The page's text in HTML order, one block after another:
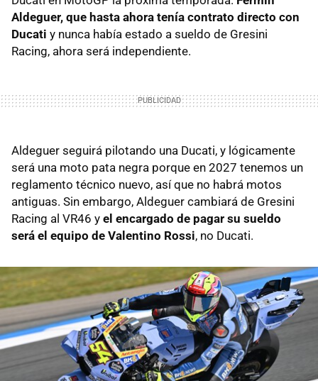
Aldeguer, que hasta ahora tenía contrato directo con
Ducati y nunca había estado a sueldo de Gresini
Racing, ahora será independiente.
Aldeguer seguirá pilotando una Ducati, y lógicamente
será una moto pata negra porque en 2027 tenemos un
reglamento técnico nuevo, así que no habrá motos
antiguas. Sin embargo, Aldeguer cambiará de Gresini
Racing al VR46 y el encargado de pagar su sueldo
será el equipo de Valentino Rossi, no Ducati.